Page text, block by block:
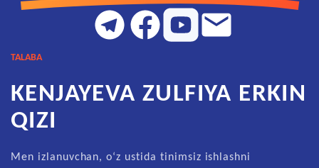
TALABA
KENJAYEVA ZULFIYA ERKIN
QIZI
Men izlanuvchan, o‘z ustida tinimsiz ishlashni